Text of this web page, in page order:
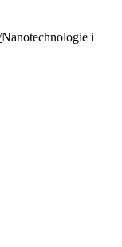
Nanotechnologie i